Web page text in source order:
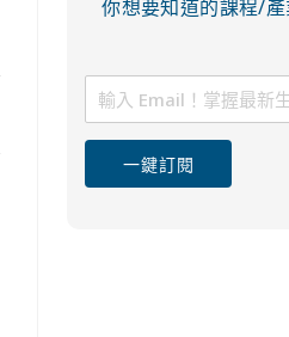
你想要知道的課程/
一鍵訂閱